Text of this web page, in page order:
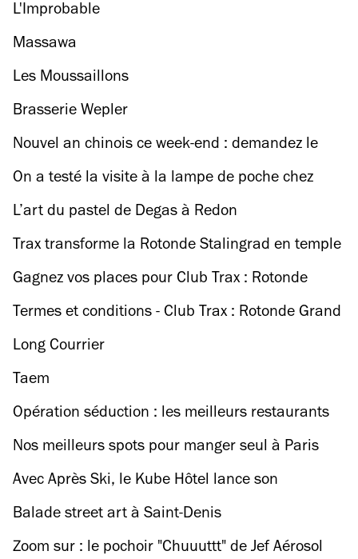
L'Improbable
Massawa
Les Moussaillons
Brasserie Wepler
Nouvel an chinois ce week-end : demandez le
programme !
On a testé la visite à la lampe de poche chez
Rothschild
L’art du pastel de Degas à Redon
Trax transforme la Rotonde Stalingrad en temple
de la house française
Gagnez vos places pour Club Trax : Rotonde
Grand Format
Termes et conditions - Club Trax : Rotonde Grand
Format
Long Courrier
Taem
Opération séduction : les meilleurs restaurants
pour pécho
Nos meilleurs spots pour manger seul à Paris
Avec Après Ski, le Kube Hôtel lance son
opération raclette
Balade street art à Saint-Denis
Zoom sur : le pochoir "Chuuuttt" de Jef Aérosol